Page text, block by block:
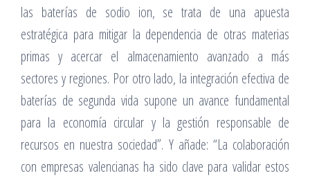
las baterías de sodio ion, se trata de una apuesta
estratégica para mitigar la dependencia de otras materias
primas y acercar el almacenamiento avanzado a más
sectores y regiones. Por otro lado, la integración efectiva de
baterías de segunda vida supone un avance fundamental
para la economía circular y la gestión responsable de
recursos en nuestra sociedad”. Y añade: “La colaboración
con empresas valencianas ha sido clave para validar estos